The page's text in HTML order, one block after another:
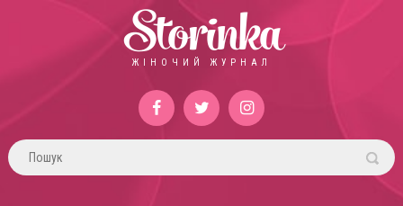
Storinka
ЖІНОЧИЙ ЖУРНАЛ